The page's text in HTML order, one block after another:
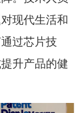
现代生活和
过芯片技
升产品的健